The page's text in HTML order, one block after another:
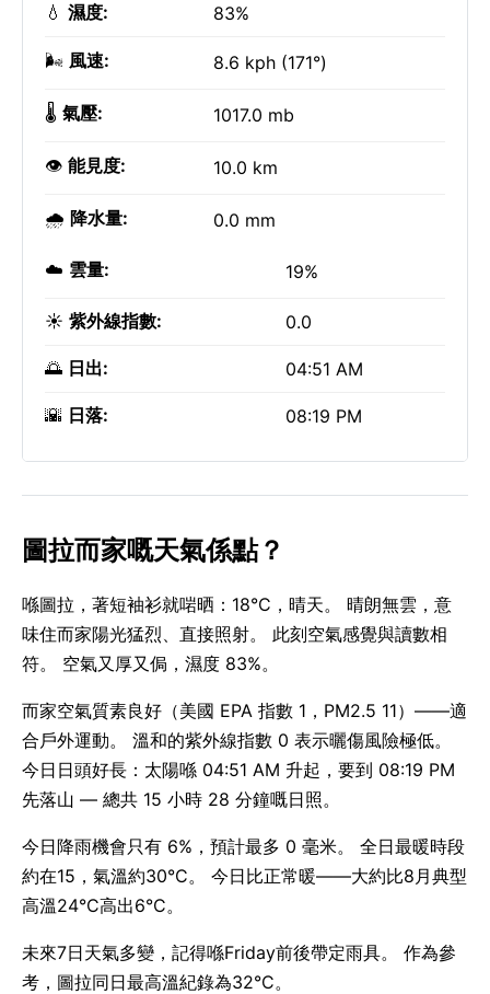
💧 濕度: 83%
🌬️ 風速: 8.6 kph (171°)
🌡️ 氣壓: 1017.0 mb
👁️ 能見度: 10.0 km
🌧️ 降水量: 0.0 mm
☁️ 雲量: 19%
☀️ 紫外線指數: 0.0
🌅 日出: 04:51 AM
🌇 日落: 08:19 PM
圖拉而家嘅天氣係點？
喺圖拉，著短袖衫就啱晒：18°C，晴天。 晴朗無雲，意
味住而家陽光猛烈、直接照射。 此刻空氣感覺與讀數相
符。 空氣又厚又侷，濕度 83%。
而家空氣質素良好（美國 EPA 指數 1，PM2.5 11）——適
合戶外運動。 溫和的紫外線指數 0 表示曬傷風險極低。
今日日頭好長：太陽喺 04:51 AM 升起，要到 08:19 PM
先落山 — 總共 15 小時 28 分鐘嘅日照。
今日降雨機會只有 6%，預計最多 0 毫米。 全日最暖時段
約在15，氣溫約30°C。 今日比正常暖——大約比8月典型
高溫24°C高出6°C。
未來7日天氣多變，記得喺Friday前後帶定雨具。 作為參
考，圖拉同日最高溫紀錄為32°C。